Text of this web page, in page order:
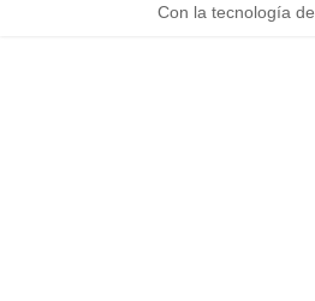
Con la tecnología de